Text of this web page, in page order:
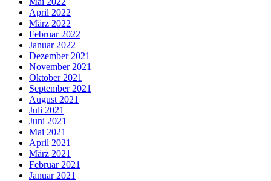
April 2022
März 2022
Februar 2022
Januar 2022
Dezember 2021
November 2021
Oktober 2021
September 2021
August 2021
Juli 2021
Juni 2021
Mai 2021
April 2021
März 2021
Februar 2021
Januar 2021